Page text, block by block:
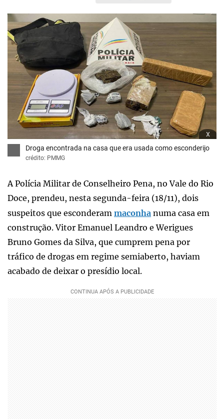
x
Droga encontrada na casa que era usada como esconderijo
crédito: PMMG
A Polícia Militar de Conselheiro Pena, no Vale do Rio
Doce, prendeu, nesta segunda-feira (18/11), dois
suspeitos que esconderam maconha numa casa em
construção. Vitor Emanuel Leandro e Werigues
Bruno Gomes da Silva, que cumprem pena por
tráfico de drogas em regime semiaberto, haviam
acabado de deixar o presídio local.